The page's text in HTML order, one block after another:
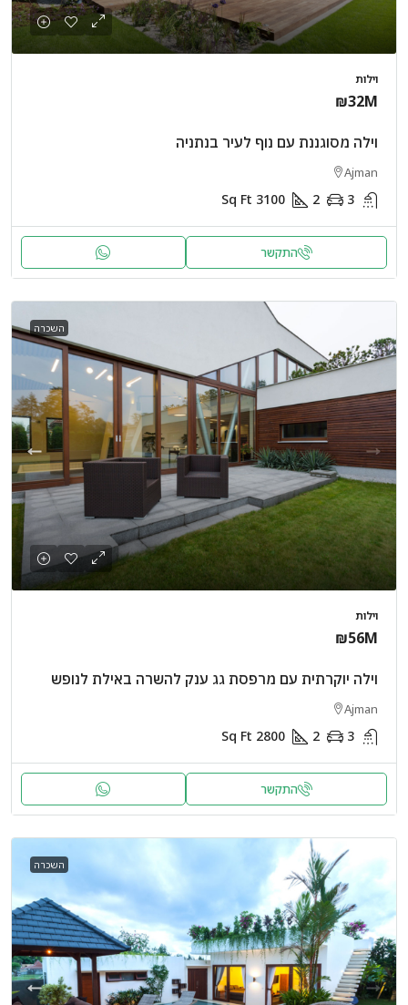
וילות
₪32M
וילה מסוגננת עם נוף לעיר בנתניה
Ajman
3
2
3100
Sq Ft
התקשר
השכרה
וילות
₪56M
וילה יוקרתית עם מרפסת גג ענק להשרה באילת לנופש
Ajman
3
2
2800
Sq Ft
התקשר
השכרה